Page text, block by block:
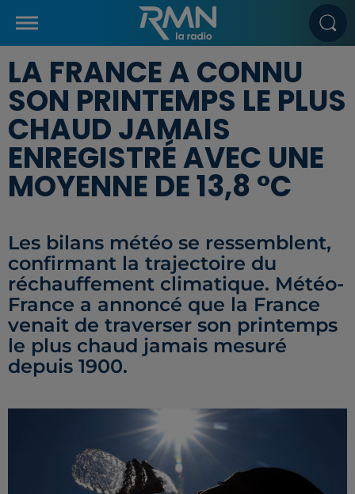
LA FRANCE A CONNU
SON PRINTEMPS LE PLUS
CHAUD JAMAIS
ENREGISTRÉ AVEC UNE
MOYENNE DE 13,8 °C
Les bilans météo se ressemblent,
confirmant la trajectoire du
réchauffement climatique. Météo-
France a annoncé que la France
venait de traverser son printemps
le plus chaud jamais mesuré
depuis 1900.